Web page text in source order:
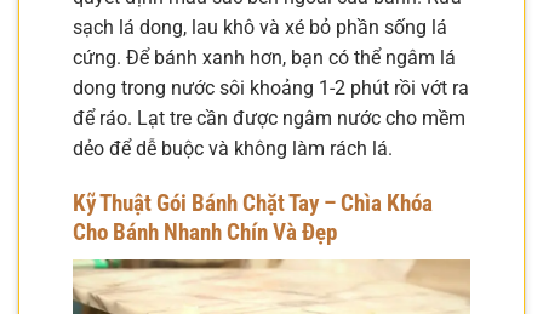
sạch lá dong, lau khô và xé bỏ phần sống lá
cứng. Để bánh xanh hơn, bạn có thể ngâm lá
dong trong nước sôi khoảng 1-2 phút rồi vớt ra
để ráo. Lạt tre cần được ngâm nước cho mềm
dẻo để dễ buộc và không làm rách lá.
Kỹ Thuật Gói Bánh Chặt Tay – Chìa Khóa
Cho Bánh Nhanh Chín Và Đẹp